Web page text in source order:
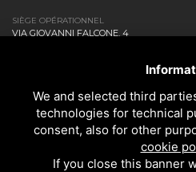
SIÈGE OPÉRATIONNEL
VIA GIOVANNI FALCONE, 4
DOWNLOAD
CONTACTEZ-NOUS!
PRIVACY
We and selected third
technologies for technical
consent, also for other
cookie
If you close this banner